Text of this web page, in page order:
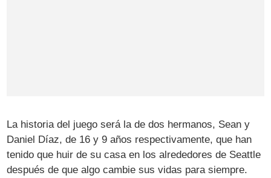
La historia del juego será la de dos hermanos, Sean y
Daniel Díaz, de 16 y 9 años respectivamente, que han
tenido que huir de su casa en los alrededores de Seattle
después de que algo cambie sus vidas para siempre.